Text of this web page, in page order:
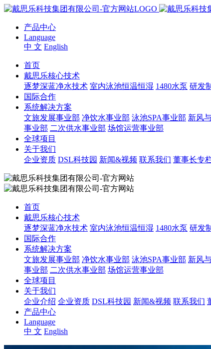
产品中心
Language
中 文 English
首页
戴思乐核心技术
逐梦深蓝净水技术 室内泳池恒温恒湿 1480水泵 研发
国际合作
系统解决方案
文旅发展事业部 净饮水事业部 泳池SPA事业部 新风
事业部 二次供水事业部 场馆运营事业部
全球项目
关于我们
企业资质 DSL科技园 新闻&视频 联系我们 董事长专
首页
戴思乐核心技术
逐梦深蓝净水技术 室内泳池恒温恒湿 1480水泵 研发
国际合作
系统解决方案
文旅发展事业部 净饮水事业部 泳池SPA事业部 新风
事业部 二次供水事业部 场馆运营事业部
全球项目
关于我们
企业介绍 企业资质 DSL科技园 新闻&视频 联系我们
产品中心
Language
中 文 English